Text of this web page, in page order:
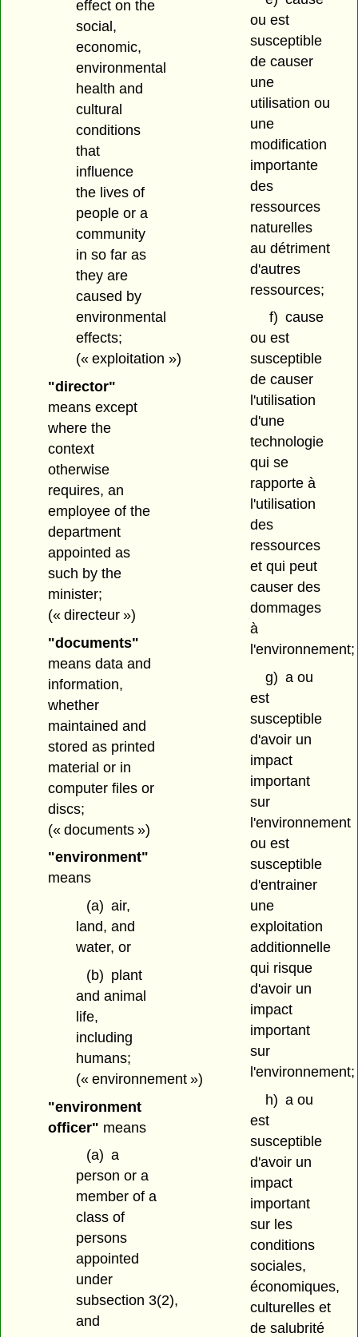
effect on the
social,
economic,
environmental
health and
cultural
conditions
that
influence
the lives of
people or a
community
in so far as
they are
caused by
environmental
effects;
(« exploitation »)
"director"
means except
where the
context
otherwise
requires, an
employee of the
department
appointed as
such by the
minister;
(« directeur »)
"documents"
means data and
information,
whether
maintained and
stored as printed
material or in
computer files or
discs;
(« documents »)
"environment"
means
(a) air,
land, and
water, or
(b) plant
and animal
life,
including
humans;
(« environnement »)
"environment
officer" means
(a) a
person or a
member of a
class of
persons
appointed
under
subsection 3(2),
and
ou est
susceptible
de causer
une
utilisation ou
une
modification
importante
des
ressources
naturelles
au détriment
d'autres
ressources;
f) cause
ou est
susceptible
de causer
l'utilisation
d'une
technologie
qui se
rapporte à
l'utilisation
des
ressources
et qui peut
causer des
dommages
à
l'environnement;
g) a ou
est
susceptible
d'avoir un
impact
important
sur
l'environnement
ou est
susceptible
d'entrainer
une
exploitation
additionnelle
qui risque
d'avoir un
impact
important
sur
l'environnement;
h) a ou
est
susceptible
d'avoir un
impact
important
sur les
conditions
sociales,
économiques,
culturelles et
de salubrité